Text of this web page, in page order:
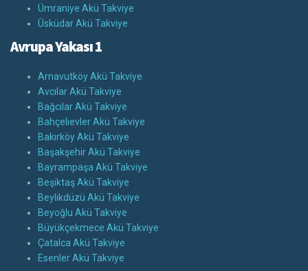
Ümraniye Akü Takviye
Üsküdar Akü Takviye
Avrupa Yakası 1
Arnavutköy Akü Takviye
Avcılar Akü Takviye
Bağcılar Akü Takviye
Bahçelievler Akü Takviye
Bakırköy Akü Takviye
Başakşehir Akü Takviye
Bayrampaşa Akü Takviye
Beşiktaş Akü Takviye
Beylikdüzü Akü Takviye
Beyoğlu Akü Takviye
Büyükçekmece Akü Takviye
Çatalca Akü Takviye
Esenler Akü Takviye